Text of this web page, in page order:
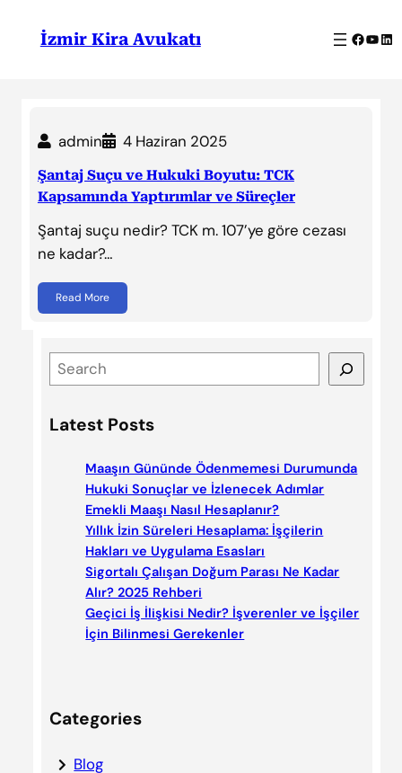
İzmir Kira Avukatı
admin 4 Haziran 2025
Şantaj Suçu ve Hukuki Boyutu: TCK
Kapsamında Yaptırımlar ve Süreçler
Şantaj suçu nedir? TCK m. 107’ye göre cezası
ne kadar?…
Read More
e
r
Latest Posts
Maaşın Gününde Ödenmemesi Durumunda
Hukuki Sonuçlar ve İzlenecek Adımlar
Emekli Maaşı Nasıl Hesaplanır?
Yıllık İzin Süreleri Hesaplama: İşçilerin
Hakları ve Uygulama Esasları
Sigortalı Çalışan Doğum Parası Ne Kadar
Alır? 2025 Rehberi
Geçici İş İlişkisi Nedir? İşverenler ve İşçiler
İçin Bilinmesi Gerekenler
Categories
Blog